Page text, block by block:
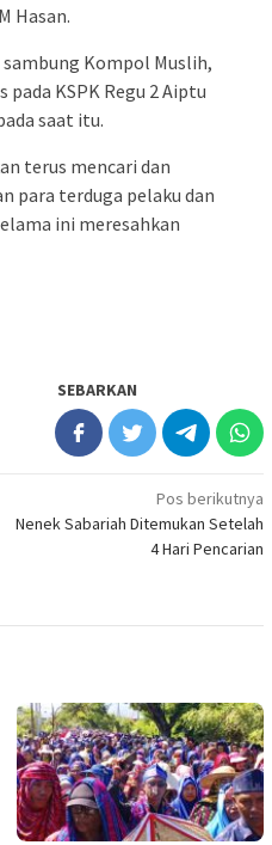
Hasan.
Kompol Muslih,
pada KSPK Regu 2 Aiptu
saat itu.
terus mencari dan
para terduga pelaku dan
ini meresahkan
SEBARKAN
Pos berikutnya
Nenek Sabariah Ditemukan Setelah
4 Hari Pencarian